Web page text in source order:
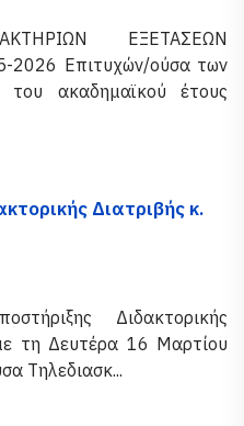
ΕΞΕΤΑΣΕΩΝ
Επιτυχών/ούσα των
του ακαδημαϊκού έτους
Διατριβής κ.
Διδακτορικής
τη Δευτέρα 16 Μαρτίου
Τηλεδιασκ...